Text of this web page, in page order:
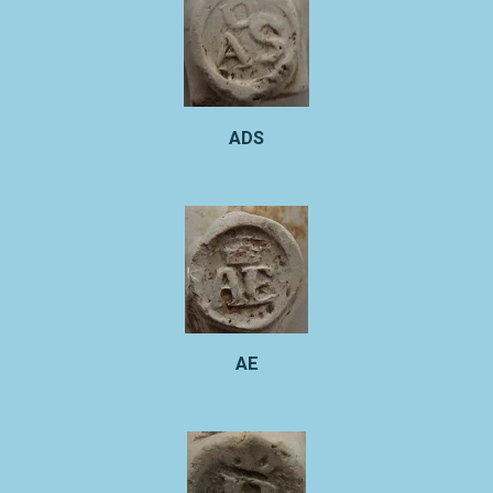
ADS
AE